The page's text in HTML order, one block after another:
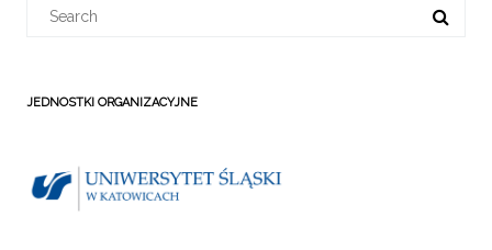
for:
JEDNOSTKI ORGANIZACYJNE